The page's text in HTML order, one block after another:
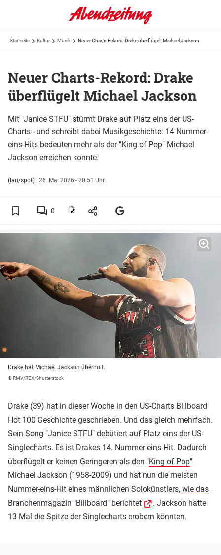
Startseite Kultur Musik Neuer Charts-Rekord: Drake überflügelt Michael Jackson
Neuer Charts-Rekord: Drake
überflügelt Michael Jackson
Mit "Janice STFU" stürmt Drake auf Platz eins der US-
Charts - und schreibt dabei Musikgeschichte: 14 Nummer-
eins-Hits bedeuten mehr als der "King of Pop" Michael
Jackson erreichen konnte.
(lau/spot) | 26. Mai 2026 - 20:51 Uhr
0
Drake hat Michael Jackson überholt.
© RMV/REX/Shutterstock
Drake (39) hat in dieser Woche in den US-Charts Billboard
Hot 100 Geschichte geschrieben. Und das gleich mehrfach.
Sein Song "Janice STFU" debütiert auf Platz eins der US-
Singlecharts. Es ist Drakes 14. Nummer-eins-Hit. Dadurch
überflügelt er keinen Geringeren als den "King of Pop"
Michael Jackson (1958-2009) und hat nun die meisten
Nummer-eins-Hit eines männlichen Solokünstlers, wie das
Branchenmagazin "Billboard" berichtet
. Jackson hatte
13 Mal die Spitze der Singlecharts erobern könnten.